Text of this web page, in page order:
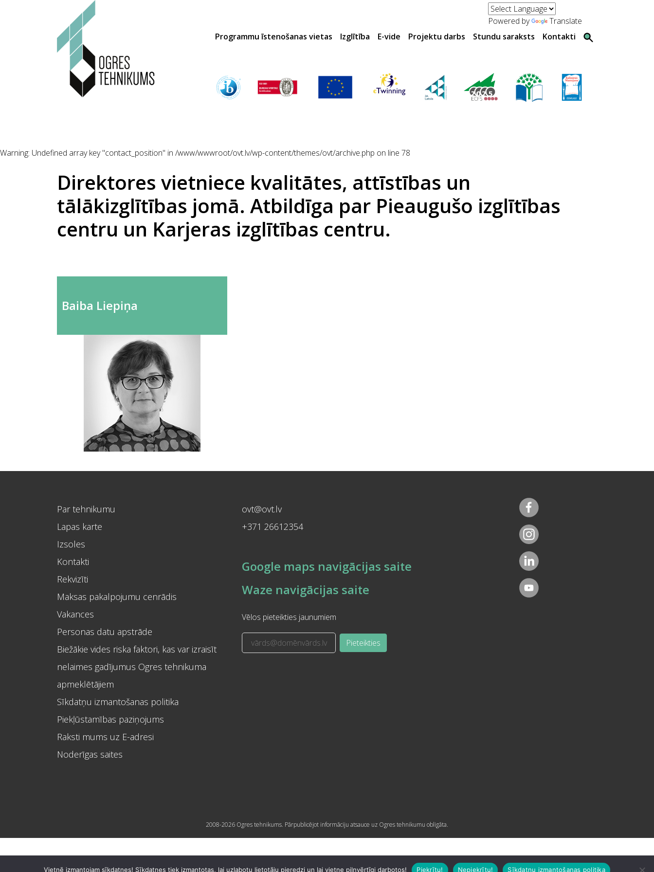
Powered by
Translate
Programmu īstenošanas vietas
Izglītība E-vide Projektu darbs Stundu saraksts Kontakti
Warning: Undefined array key "contact_position" in /www/wwwroot/ovt.lv/wp-content/themes/ovt/archive.php on line 78
Direktores vietniece kvalitātes, attīstības un
tālākizglītības jomā. Atbildīga par Pieaugušo izglītības
centru un Karjeras izglītības centru.
Baiba Liepiņa
Par tehnikumu
Lapas karte
Izsoles
Kontakti
Rekvizīti
Maksas pakalpojumu cenrādis
Vakances
Personas datu apstrāde
Biežākie vides riska faktori, kas var izraisīt
nelaimes gadījumus Ogres tehnikuma
apmeklētājiem
Sīkdatņu izmantošanas politika
Piekļūstamības paziņojums
Raksti mums uz E-adresi
Noderīgas saites
ovt@ovt.lv
+371 26612354
Google maps navigācijas saite
Waze navigācijas saite
Vēlos pieteikties jaunumiem
Pieteikties
2008-2026 Ogres tehnikums. Pārpublicējot informāciju atsauce uz Ogres tehnikumu obligāta.
Vietnē izmantojam sīkdatnes! Sīkdatnes tiek izmantotas, lai uzlabotu lietotāju pieredzi un lai vietne pilnvērtīgi darbotos! Piekrītu! Nepiekrītu! Sīkdatņu izmantošanas politika